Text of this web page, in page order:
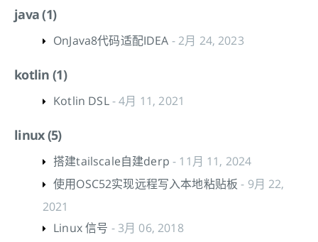
java (1)
OnJava8代码适配IDEA - 2月 24, 2023
kotlin (1)
Kotlin DSL- 4月 11, 2021
linux (5)
搭建tailscale自建derp - 11月 11, 2024
使用OSC52实现远程写入本地粘贴板 - 9月 22,
2021
Linux 信号 - 3月 06, 2018